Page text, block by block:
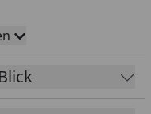
blue matt' verleiht